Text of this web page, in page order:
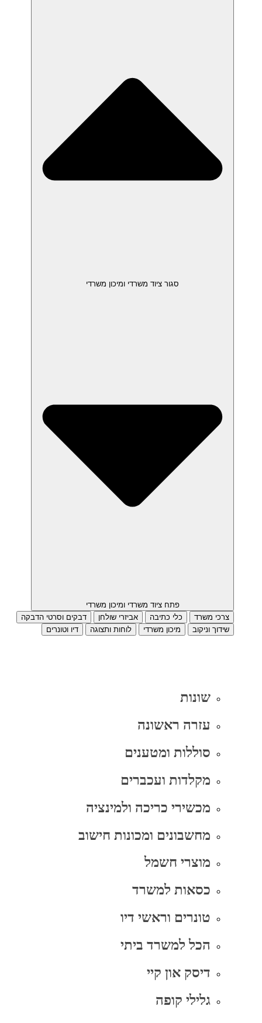
סגור ציוד משרדי ומיכון משרדי
פתח ציוד משרדי ומיכון משרדי
צרכי משרד
כלי כתיבה אביזרי שולחן
דבקים וסרטי הדבקה
שידוך וניקוב
מיכון משרדי לוחות ותצוגה דיו וטונרים
שונות
עזרה ראשונה
סוללות ומטענים
מקלדות ועכברים
מכשירי כריכה ולמינציה
מחשבונים ומכונות חישוב
מוצרי חשמל
כסאות למשרד
טונרים וראשי דיו
הכל למשרד ביתי
דיסק און קיי
גלילי קופה